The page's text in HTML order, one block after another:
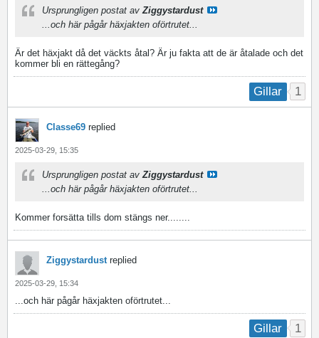
Ursprungligen postat avZiggystardust
...och här pågår häxjakten oförtrutet...
Är det häxjakt då det väckts åtal? Är ju fakta att de är åtalade och det
kommer bli en rättegång?
Gillar 1
Classe69 replied
2025-03-29, 15:35
Ursprungligen postat av Ziggystardust
...och här pågår häxjakten oförtrutet...
Kommer forsätta tills dom stängs ner........
Ziggystardust replied
2025-03-29, 15:34
...och här pågår häxjakten oförtrutet...
Gillar 1